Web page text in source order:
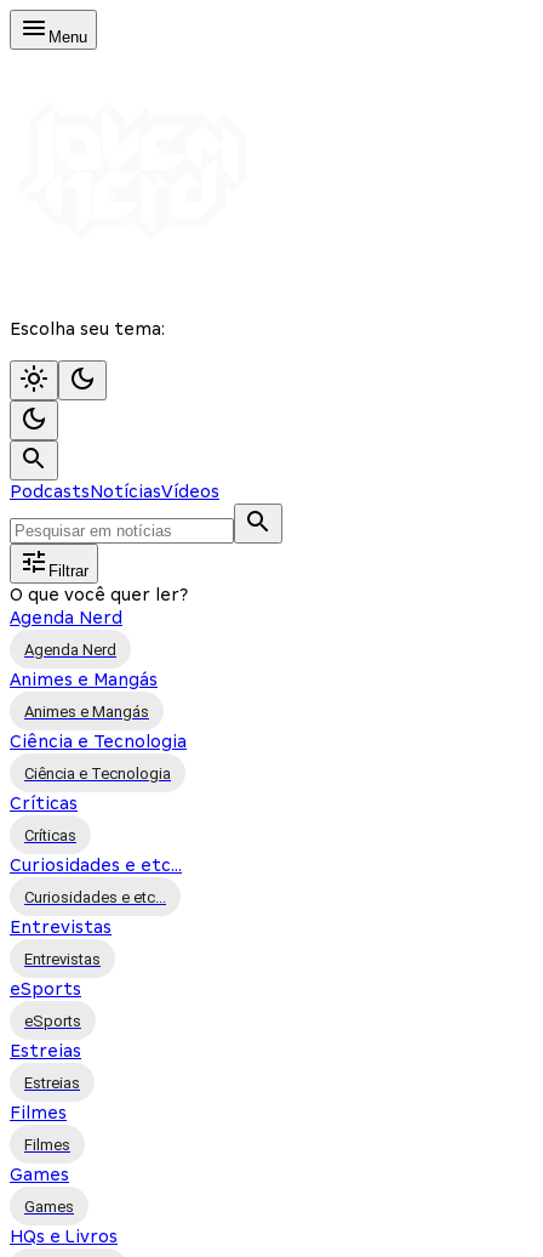
Menu
Escolha seu tema:
PodcastsNotíciasVídeos
Filtrar
O que você quer ler?
Agenda Nerd
Agenda Nerd
Animes e Mangás
Animes e Mangás
Ciência e Tecnologia
Ciência e Tecnologia
Críticas
Críticas
Curiosidades e etc...
Curiosidades e etc...
Entrevistas
Entrevistas
eSports
eSports
Estreias
Estreias
Filmes
Filmes
Games
Games
HQs e Livros